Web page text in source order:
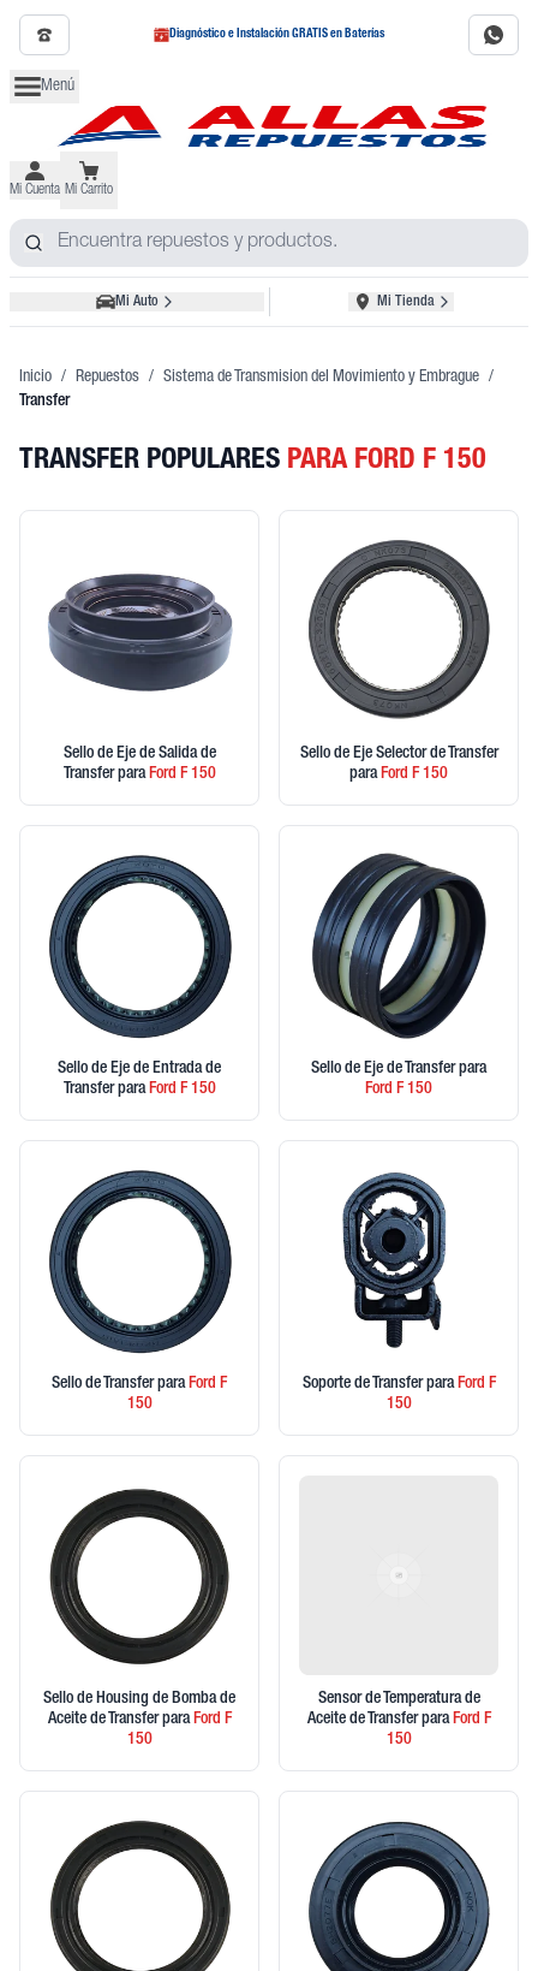
Diagnóstico e Instalación GRATIS en Baterías
Menú
Mi Cuenta Mi Carrito
Mi Auto Mi Tienda
Inicio / Repuestos / Sistema de Transmision del Movimiento y Embrague /
Transfer
TRANSFER POPULARES PARA FORD F 150
Sello de Eje de Salida de
Transfer paraFord F 150
Sello de Eje Selector de Transfer
paraFord F 150
Sello de Eje de Entrada de
Transfer paraFord F 150
Sello de Eje de Transfer para
Ford F 150
Sello de Transfer paraFord F
150
Soporte de Transfer paraFord F
150
Sello de Housing de Bomba de
Aceite de Transfer paraFord F
150
Sensor de Temperatura de
Aceite de Transfer paraFord F
150